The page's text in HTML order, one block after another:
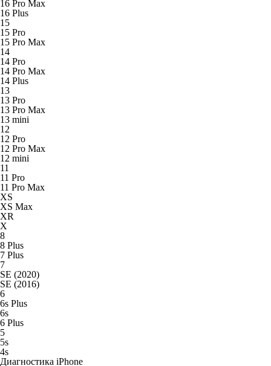
16 Pro Max
16 Plus
15
15 Pro
15 Pro Max
14
14 Pro
14 Pro Max
14 Plus
13
13 Pro
13 Pro Max
13 mini
12
12 Pro
12 Pro Max
12 mini
11
11 Pro
11 Pro Max
XS
XS Max
XR
X
8
8 Plus
7 Plus
7
SE (2020)
SE (2016)
6
6s Plus
6s
6 Plus
5
5s
4s
Диагностика iPhone